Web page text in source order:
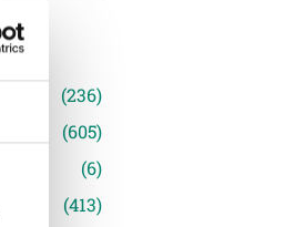
(236)
(605)
(6)
(413)